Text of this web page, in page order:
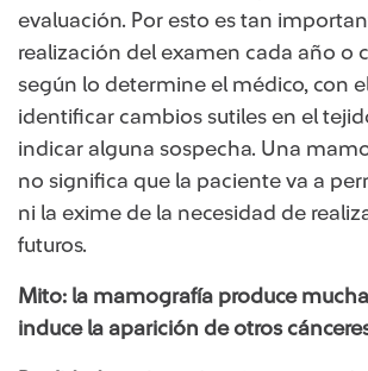
evaluación. Por esto es tan
realización del examen cada año o
según lo determine el médico, con
identificar cambios sutiles en el
indicar alguna sospecha. Una
no significa que la paciente va a
ni la exime de la necesidad de
futuros.​​​​
Mito: la mamografía produce
induce la aparición de otros